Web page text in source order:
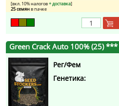
[вкл. 10% налогов+ доставка]
25 семянв пачке
Green Crack Auto 100% (25) ***
Рег/Фем
Генетика: